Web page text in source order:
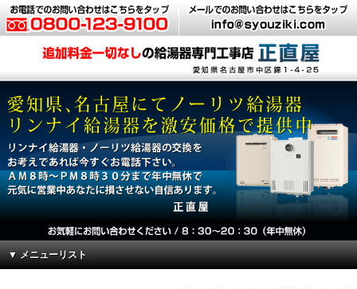
▼ メニューリスト